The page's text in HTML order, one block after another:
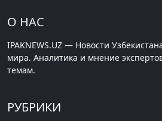
О НАС
IPAKNEWS.UZ — Новости
мира. Аналитика и мнение
темам.
РУБРИКИ